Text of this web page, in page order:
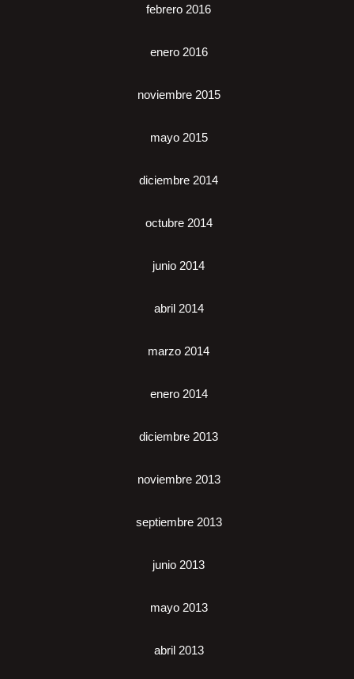
febrero 2016
enero 2016
noviembre 2015
mayo 2015
diciembre 2014
octubre 2014
junio 2014
abril 2014
marzo 2014
enero 2014
diciembre 2013
noviembre 2013
septiembre 2013
junio 2013
mayo 2013
abril 2013